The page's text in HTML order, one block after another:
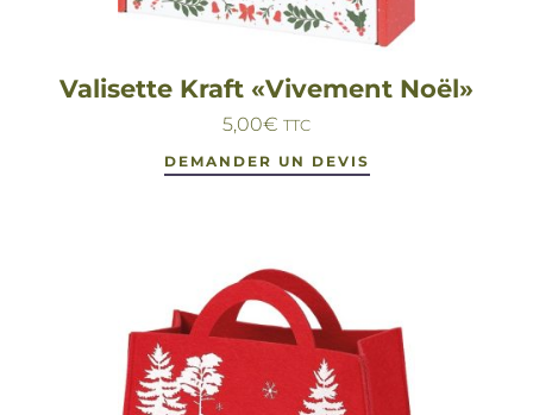
Valisette Kraft «Vivement Noël»
5,00€ TTC
DEMANDER UN DEVIS